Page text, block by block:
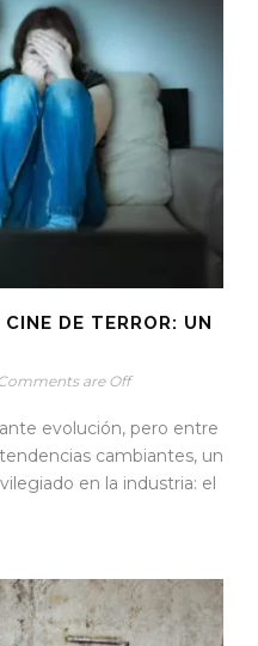
DE TERROR: UN
are Off
evolución, pero entre
cambiantes, un
en la industria: el